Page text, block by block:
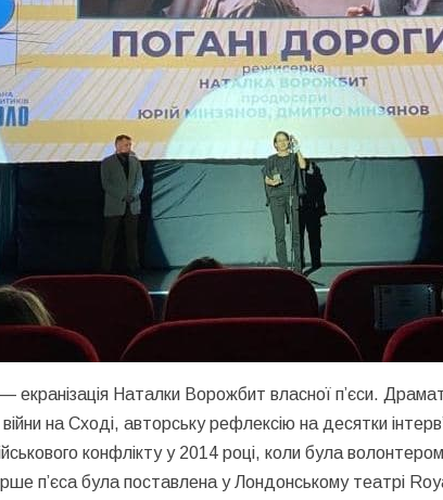
екранізація Наталки Ворожбит власної п’єси.
на Сході, авторську рефлексію на десятки
конфлікту у 2014 році, коли була
п’єса була поставлена у Лондонському театрі